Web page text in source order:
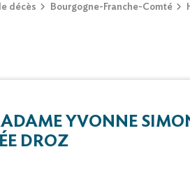
décès Bourgogne-Franche-Comté
YVONNE
DROZ